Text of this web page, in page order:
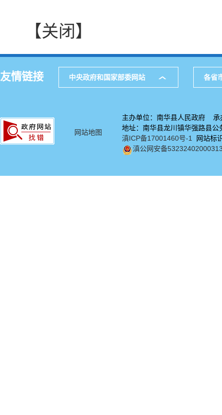
【关闭】
友情链接 中央政府和国家部委网站 各省
网站地图
主办单位：南华县人民政府 承
地址：南华县龙川镇华强路
滇ICP备17001460号-1
网站标
滇公网安备